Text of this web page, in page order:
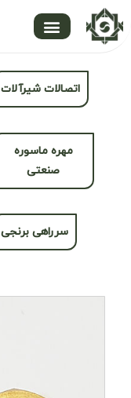
اتصالات شیرآلات
مهره ماسوره
صنعتی
سرراهی برنجی